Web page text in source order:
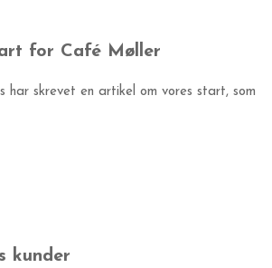
for Café Møller
har skrevet en artikel om vores start, som
kunder